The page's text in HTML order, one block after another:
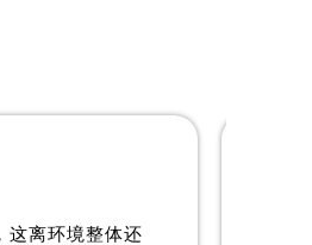
这离环境整体还